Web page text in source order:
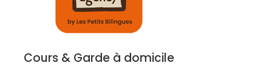
Cours & Garde à domicile